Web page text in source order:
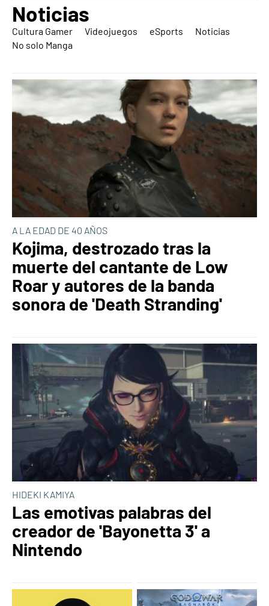
Noticias
Cultura Gamer Videojuegos eSports
Noticias
No solo Manga
A LA EDAD DE 40 AÑOS
Kojima, destrozado tras la
muerte del cantante de Low
Roar y autores de la banda
sonora de 'Death Stranding'
HIDEKI KAMIYA
Las emotivas palabras del
creador de 'Bayonetta 3' a
Nintendo